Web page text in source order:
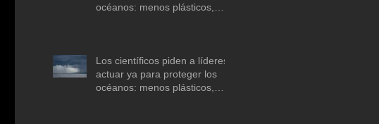
océanos: menos plásticos,
Los científicos piden a líderes
actuar ya para proteger los
océanos: menos plásticos,